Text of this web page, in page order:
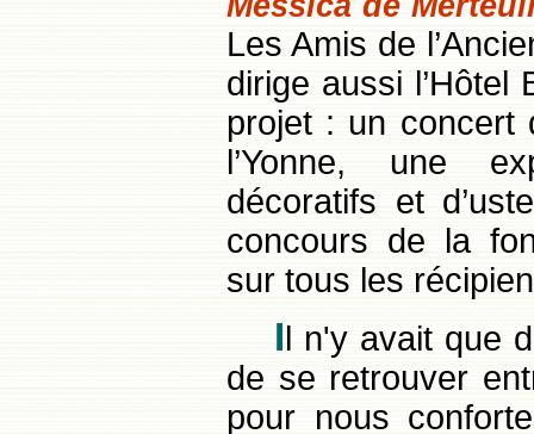
Les Amis de
dirige aussi l’Hôtel
projet : un concert
l’Yonne, une
décoratifs et
concours de la
sur tous les
Il n'y avait que
de se retrouver
pour nous